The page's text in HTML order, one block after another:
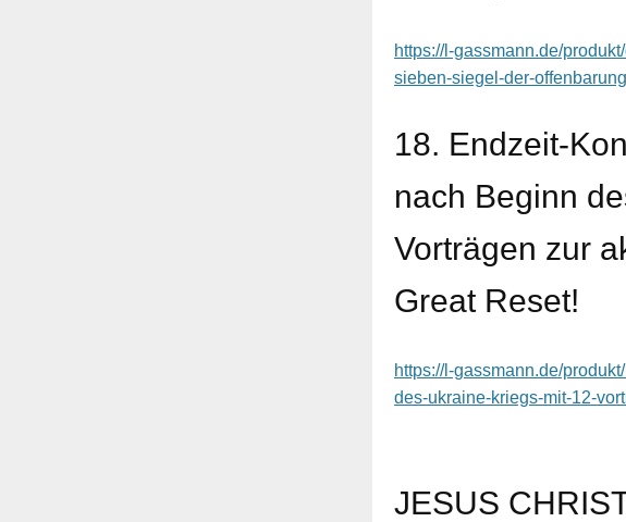
https://l-gassmann.de/
sieben-siegel-der-
18. Endzeit-
nach Beginn
Vorträgen zur
Great Reset!
https://l-gassmann.de/
des-ukraine-kriegs-mit-12-
JESUS